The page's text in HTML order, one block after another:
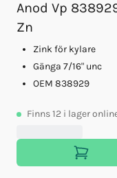
Anod Vp
Zn
Zink för kylare
Gänga 7/16" unc
OEM 838929
Finns12 i lager